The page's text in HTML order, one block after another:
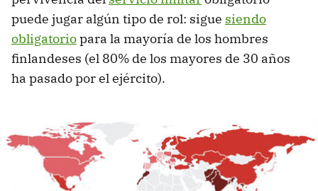
puede jugar algún tipo de rol: sigue siendo
obligatoriopara la mayoría de los hombres
finlandeses (el 80% de los mayores de 30 años
ha pasado por el ejército).